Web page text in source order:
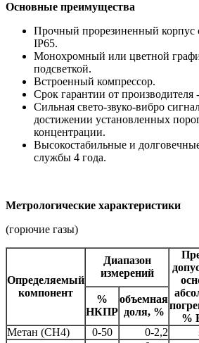
Основные преимущества
Прочный прорезиненный корпус
IP65.
Монохромный или цветной
подсветкой.
Встроенный компрессор.
Срок гарантии от производителя
Сильная свето-звуко-вибро
достижении установленных
концентрации.
Высокостабильные и
службы 4 года.
Метрологические характеристики
(горючие газы)
Определяемый
компонент
Диапазон
измерений
%
%
НКПР
объемная
доля, %
Метан (CH4)
0-50 0-2,2